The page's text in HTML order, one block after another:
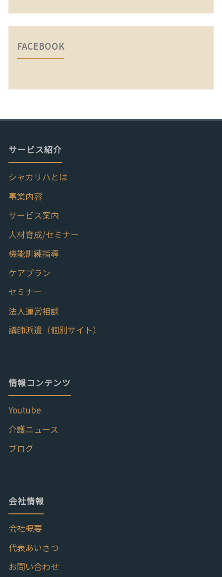
FACEBOOK
サービス紹介
シャカリハとは
事業内容
サービス案内
人材育成/セミナー
機能訓練指導
ケアプラン
セミナー
法人運営相談
講師派遣（個別サイト）
情報コンテンツ
Youtube
介護ニュース
ブログ
会社情報
会社概要
代表あいさつ
お問い合わせ